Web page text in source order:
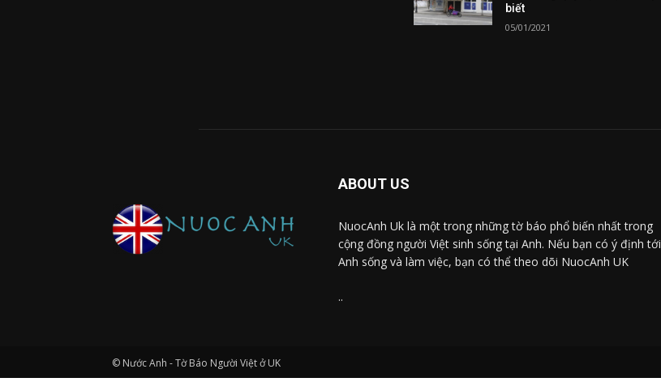
biết
05/01/2021
ABOUT US
NuocAnh Uk là một trong những tờ báo phổ biến nhất trong
cộng đồng người Việt sinh sống tại Anh. Nếu bạn có ý định tới
Anh sống và làm việc, bạn có thể theo dõi NuocAnh UK
..
© Nước Anh - Tờ Báo Người Việt ở UK